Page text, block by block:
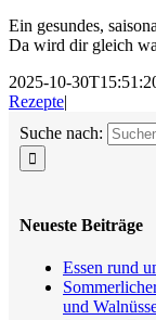
Ein gesundes,
Da wird dir gleich
2025-10-
Rezepte|
Suche nach:
Neueste Beiträge
Essen rund
und